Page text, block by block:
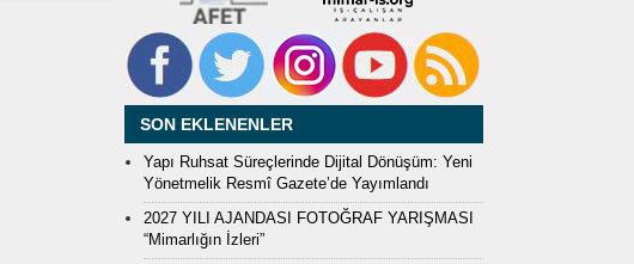
SON EKLENENLER
Yapı Ruhsat Süreçlerinde Dijital Dönüşüm: Yeni
Yönetmelik Resmî Gazete’de Yayımlandı
2027 YILI AJANDASI FOTOĞRAF YARIŞMASI
“Mimarlığın İzleri”